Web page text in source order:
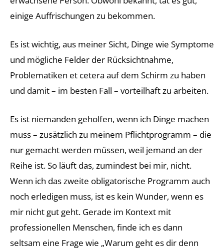
einige Auffrischungen zu bekommen.
Es ist wichtig, aus meiner Sicht, Dinge wie Symptome
und mögliche Felder der Rücksichtnahme,
Problematiken et cetera auf dem Schirm zu haben
und damit – im besten Fall – vorteilhaft zu arbeiten.
Es ist niemanden geholfen, wenn ich Dinge machen
muss – zusätzlich zu meinem Pflichtprogramm – die
nur gemacht werden müssen, weil jemand an der
Reihe ist. So läuft das, zumindest bei mir, nicht.
Wenn ich das zweite obligatorische Programm auch
noch erledigen muss, ist es kein Wunder, wenn es
mir nicht gut geht. Gerade im Kontext mit
professionellen Menschen, finde ich es dann
seltsam eine Frage wie „Warum geht es dir denn